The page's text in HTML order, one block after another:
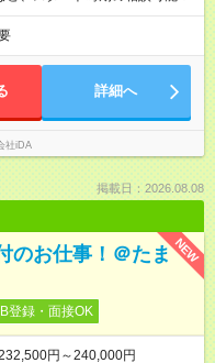
詳細へ
社iDA
掲載日：2026.08.08
NEW
のお仕事！＠たま
登録・面接OK
円～240,000円